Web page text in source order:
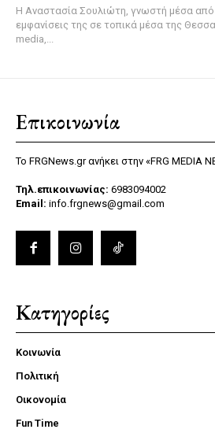
Η Αναστασία Σουλιώτη, γνωστή μέσα από
εμφανίσεις της σε τοπικά μέσα της
media,...
Επικοινωνία
Το FRGNews.gr ανήκει στην «FRG MEDIA
Τηλ.επικοινωνίας: 6983094002
Email: info.frgnews@gmail.com
Κατηγορίες
Κοινωνία
Πολιτική
Οικονομία
Fun Time